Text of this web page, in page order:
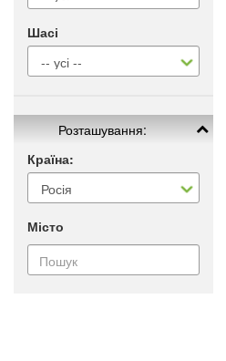
Шасі
Розташування:
Країна:
Місто